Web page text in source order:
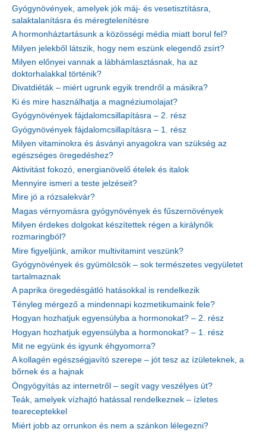
Gyógynövények, amelyek jók máj- és vesetisztításra,
salaktalanításra és méregtelenítésre
A hormonháztartásunk a közösségi média miatt borul fel?
Milyen jelekből látszik, hogy nem eszünk elegendő zsírt?
Milyen előnyei vannak a lábhámlasztásnak, ha az
doktorhalakkal történik?
Divatdiéták – miért ugrunk egyik trendről a másikra?
Ki és mire használhatja a magnéziumolajat?
Gyógynövények fájdalomcsillapításra – 2. rész
Gyógynövények fájdalomcsillapításra – 1. rész
Milyen vitaminokra és ásványi anyagokra van szükség az
egészséges öregedéshez?
Aktivitást fokozó, energianövelő ételek és italok
Mennyire ismeri a teste jelzéseit?
Mire jó a rózsalekvár?
Magas vérnyomásra gyógynövények és fűszernövények
Milyen érdekes dolgokat készítettek régen a királynők
rozmaringból?
Mire figyeljünk, amikor multivitamint veszünk?
Gyógynövények és gyümölcsök – sok természetes vegyületet
tartalmaznak
A paprika öregedésgátló hatásokkal is rendelkezik
Tényleg mérgező a mindennapi kozmetikumaink fele?
Hogyan hozhatjuk egyensúlyba a hormonokat? – 2. rész
Hogyan hozhatjuk egyensúlyba a hormonokat? – 1. rész
Mit ne együnk és igyunk éhgyomorra?
A kollagén egészségjavító szerepe – jót tesz az ízületeknek, a
bőrnek és a hajnak
Öngyógyítás az internetről – segít vagy veszélyes út?
Teák, amelyek vízhajtó hatással rendelkeznek – ízletes
teareceptekkel
Miért jobb az orrunkon és nem a szánkon lélegezni?